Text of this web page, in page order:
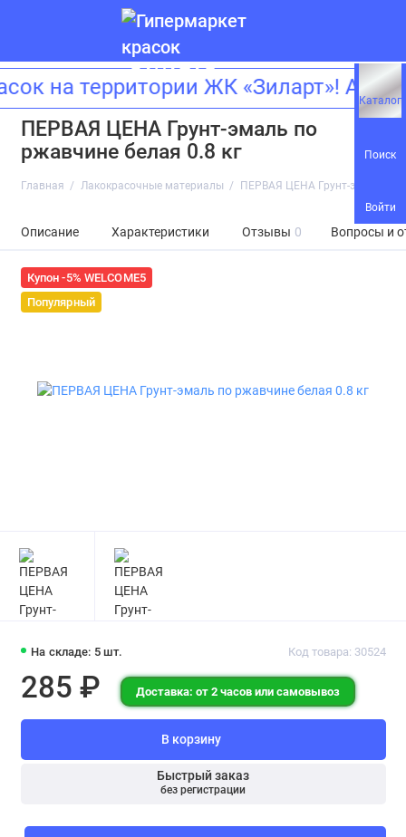
Каталог
Поиск
Войти
на территории ЖК «Зиларт»!
ПЕРВАЯ ЦЕНА Грунт-эмаль по
ржавчине белая 0.8 кг
Главная Лакокрасочные материалы ПЕРВАЯ ЦЕНА Грунт-эмаль по
Описание Характеристики Отзывы 0 Вопросы и
Купон -5% WELCOME5
Популярный
На складе: 5 шт. Код товара: 30524
285 ₽ Доставка: от 2 часов или самовывоз
В корзину
Быстрый заказ
без регистрации